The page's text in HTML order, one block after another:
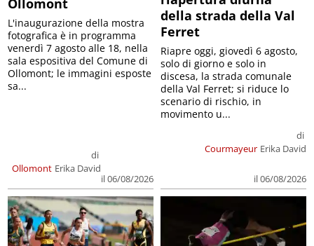
Ollomont
Ollomont
di
Erika David
il 06/08/2026
L'inaugurazione della mostra
fotografica è in programma
venerdì 7 agosto alle 18, nella
sala espositiva del Comune di
Ollomont; le immagini esposte
sa...
della strada della Val
Ferret
Courmayeur
di
Erika David
il 06/08/2026
Riapre oggi, giovedì 6 agosto,
solo di giorno e solo in
discesa, la strada comunale
della Val Ferret; si riduce lo
scenario di rischio, in
movimento u...